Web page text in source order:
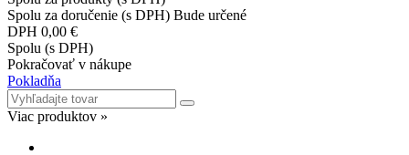
Spolu za doručenie (s DPH) Bude určené
DPH 0,00 €
Spolu (s DPH)
Pokračovať v nákupe
Pokladňa
Viac produktov »